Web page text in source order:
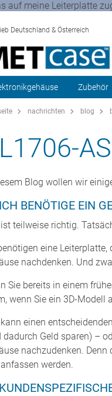
auf meine Leiterplatte
Deutschland & Österreich
Zubehör
nachrichten blog
Blog wollen wir
BENÖTIGE EIN
teilweise richtig.
eine
nachdenken. Und
Sie bereits in einem
wenn Sie ein 3D-Modell
einen
dadurch Geld sparen) –
nachzudenken.
werden.